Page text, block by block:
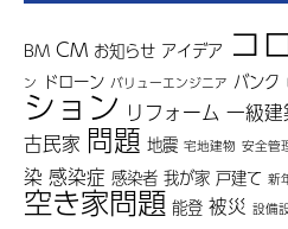
BM CM お知らせ アイデア コ
ン ドローン バリューエンジニア バンク
ション リフォーム 一級
古民家 問題 地震 宅地建物 安全管
染 感染症 感染者 我が家 戸建て 新
空き家問題 能登 被災 設備